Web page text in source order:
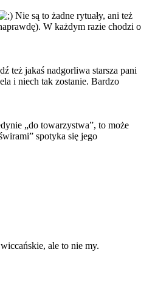
Nie są to żadne rytuały, ani też
W każdym razie chodzi o
też jakaś nadgorliwa starsza pani
i niech tak zostanie. Bardzo
„do towarzystwa”, to może
spotyka się jego
ale to nie my.